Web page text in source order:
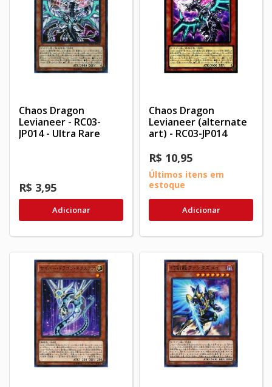
Chaos Dragon
Levianeer - RC03-
JP014 - Ultra Rare
R$ 3,95
Adicionar
Chaos Dragon
Levianeer (alternate
art) - RC03-JP014
R$ 10,95
Últimos itens em
estoque
Adicionar